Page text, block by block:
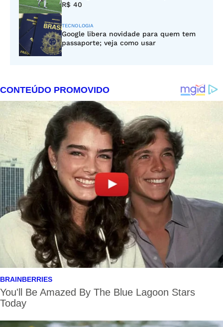
R$ 40
TECNOLOGIA
Google libera novidade para quem tem
passaporte; veja como usar